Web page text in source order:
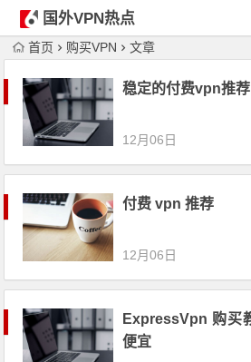
国外VPN热点
首页 购买VPN 文章
稳定的付费vpn推荐
12月06日
付费 vpn 推荐
12月06日
ExpressVpn 购买
便宜